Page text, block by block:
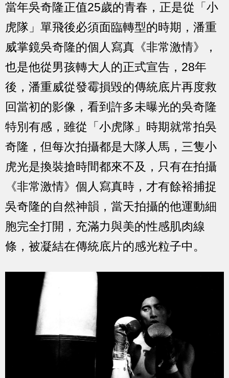
當年吳奇隆正值25歲的青春，正是從 「 小
虎隊」單飛後必須面臨轉型的時期，潘重
威掌鏡吳奇隆的個人寫真《非常激情》，
也是他從男孩轉大人的正式宣告，28年
後，潘重威從發霉損毀的傳統底片再度救
回當初的影像，看到許多未曝光的吳奇隆
特別有感，雖從「小虎隊」時期就常拍吳
奇隆，但每次拍攝都是大隊人馬，三隻小
虎光是換裝搶時間都來不及，只有在拍攝
《非常激情》個人寫真時，才有餘裕捕捉
吳奇隆的自然神韻，當天拍攝的他運動細
胞完全打開，充滿力與美的性感肌肉線
條，被凝結在傳統底片的感光粒子中。